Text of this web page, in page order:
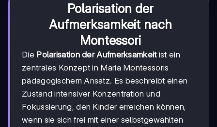
Polarisation der
Aufmerksamkeit nach
Montessori
Die Polarisation der Aufmerksamkeitist ein
zentrales Konzept in Maria Montessoris
pädagogischem Ansatz. Es beschreibt einen
Zustand intensiver Konzentration und
Fokussierung, den Kinder erreichen können,
wenn sie sich frei mit einer selbstgewählten